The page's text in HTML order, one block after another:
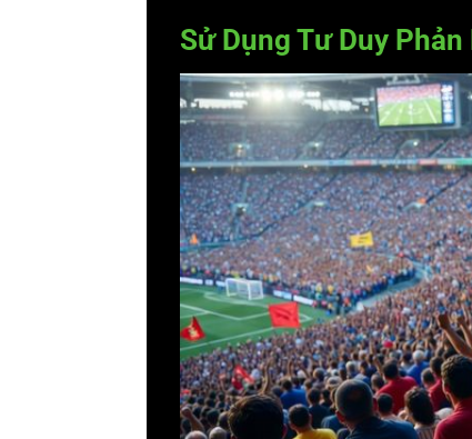
Sử Dụng Tư Duy